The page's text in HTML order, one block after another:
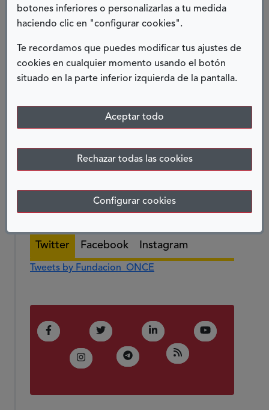
botones inferiores o personalizarlas a tu medida
haciendo clic en "configurar cookies".
Te recordamos que puedes modificar tus ajustes de
cookies en cualquier momento usando el botón
situado en la parte inferior izquierda de la pantalla.
Aceptar todo
Rechazar todas las cookies
Configurar cookies
comprometido con su primordial fin: la
inclusión social y laboral de las personas con
REDES SOCIALES
Twitter Facebook Instagram
Tweets by Fundacion_ONCE
Facebook
(Abre en nueva ventana)
Twitter
(Abre en nueva ventana)
LinkedIn
(Abre en nueva ventana)
Youtube
(Abre en
Instagram
(Abre en nueva ventana)
Telegram
(Abre en nueva ventana)
RSS
(Abre en nueva